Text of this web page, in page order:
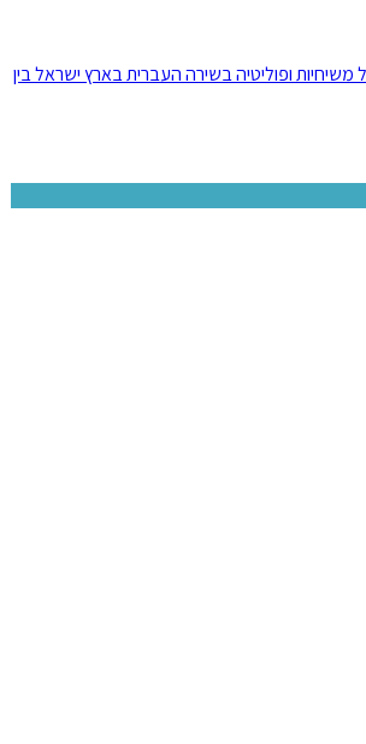
ופוליטיה בשירה העברית בארץ ישראל בין